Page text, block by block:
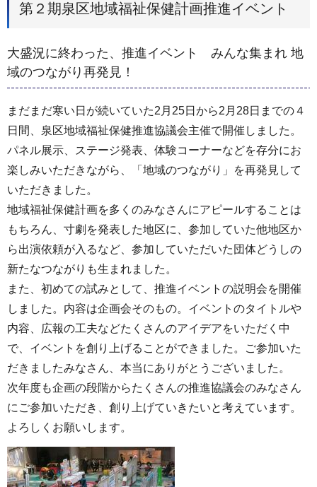
第２期泉区地域福祉保健計画推進イベント
大盛況に終わった、推進イベント みんな集まれ 地
域のつながり再発見！
まだまだ寒い日が続いていた2月25日から2月28日までの４
日間、泉区地域福祉保健推進協議会主催で開催しました。
パネル展示、ステージ発表、体験コーナーなどを存分にお
楽しみいただきながら、「地域のつながり」を再発見して
いただきました。
地域福祉保健計画を多くのみなさんにアピールすることは
もちろん、寸劇を発表した地区に、参加していた他地区か
ら出演依頼が入るなど、参加していただいた団体どうしの
新たなつながりも生まれました。
また、初めての試みとして、推進イベントの説明会を開催
しました。内容は企画会そのもの。イベントのタイトルや
内容、広報の工夫などたくさんのアイデアをいただく中
で、イベントを創り上げることができました。ご参加いた
だきましたみなさん、本当にありがとうございました。
次年度も企画の段階からたくさんの推進協議会のみなさん
にご参加いただき、創り上げていきたいと考えています。
よろしくお願いします。